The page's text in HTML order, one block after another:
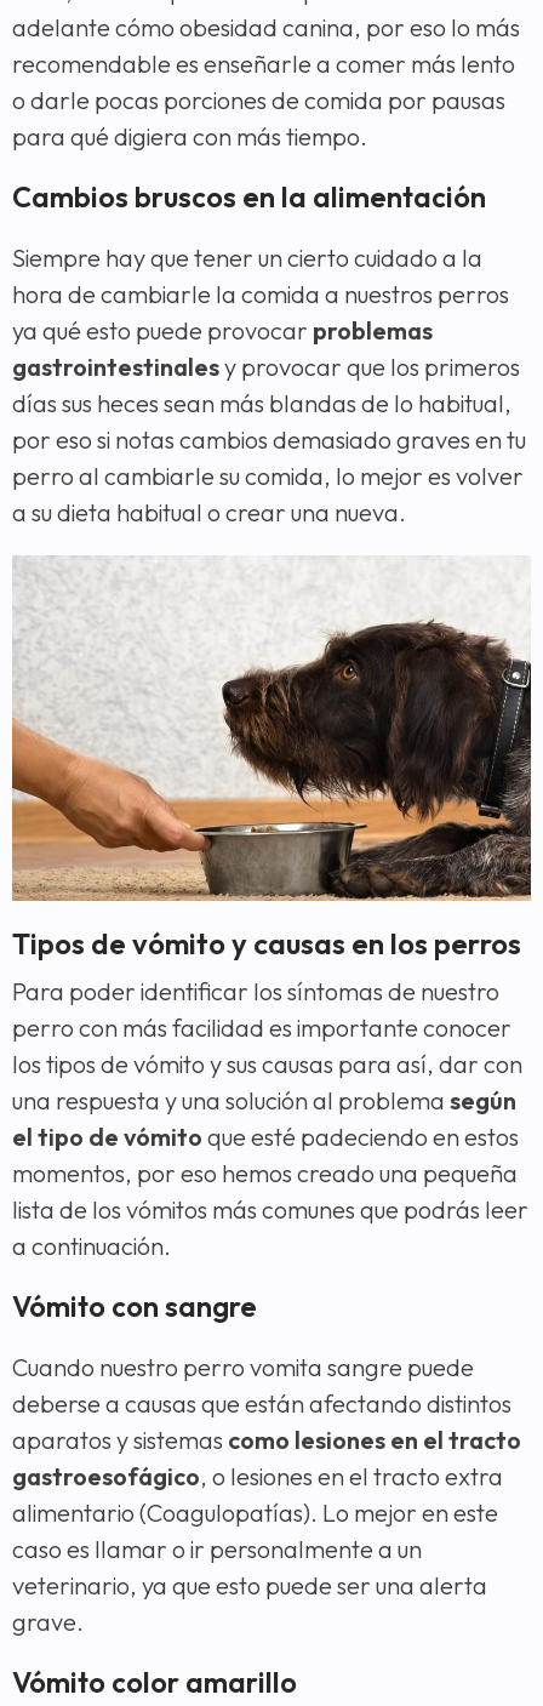
adelante cómo obesidad canina, por eso lo más
recomendable es enseñarle a comer más lento
o darle pocas porciones de comida por pausas
para qué digiera con más tiempo.
Cambios bruscos en la alimentación
Siempre hay que tener un cierto cuidado a la
hora de cambiarle la comida a nuestros perros
ya qué esto puede provocar problemas
gastrointestinalesy provocar que los primeros
días sus heces sean más blandas de lo habitual,
por eso si notas cambios demasiado graves en tu
perro al cambiarle su comida, lo mejor es volver
a su dieta habitual o crear una nueva.
Tipos de vómito y causas en los perros
Para poder identificar los síntomas de nuestro
perro con más facilidad es importante conocer
los tipos de vómito y sus causas para así, dar con
una respuesta y una solución al problema según
el tipo de vómito que esté padeciendo en estos
momentos, por eso hemos creado una pequeña
lista de los vómitos más comunes que podrás leer
a continuación.
Vómito con sangre
Cuando nuestro perro vomita sangre puede
deberse a causas que están afectando distintos
aparatos y sistemas como lesiones en el tracto
gastroesofágico, o lesiones en el tracto extra
alimentario (Coagulopatías). Lo mejor en este
caso es llamar o ir personalmente a un
veterinario, ya que esto puede ser una alerta
grave.
Vómito color amarillo